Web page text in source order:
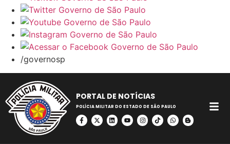
/governosp
PORTAL DE NOTÍCIAS
POLÍCIA MILITAR DO ESTADO DE SÃO PAULO